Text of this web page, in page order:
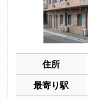
住所
最寄り駅